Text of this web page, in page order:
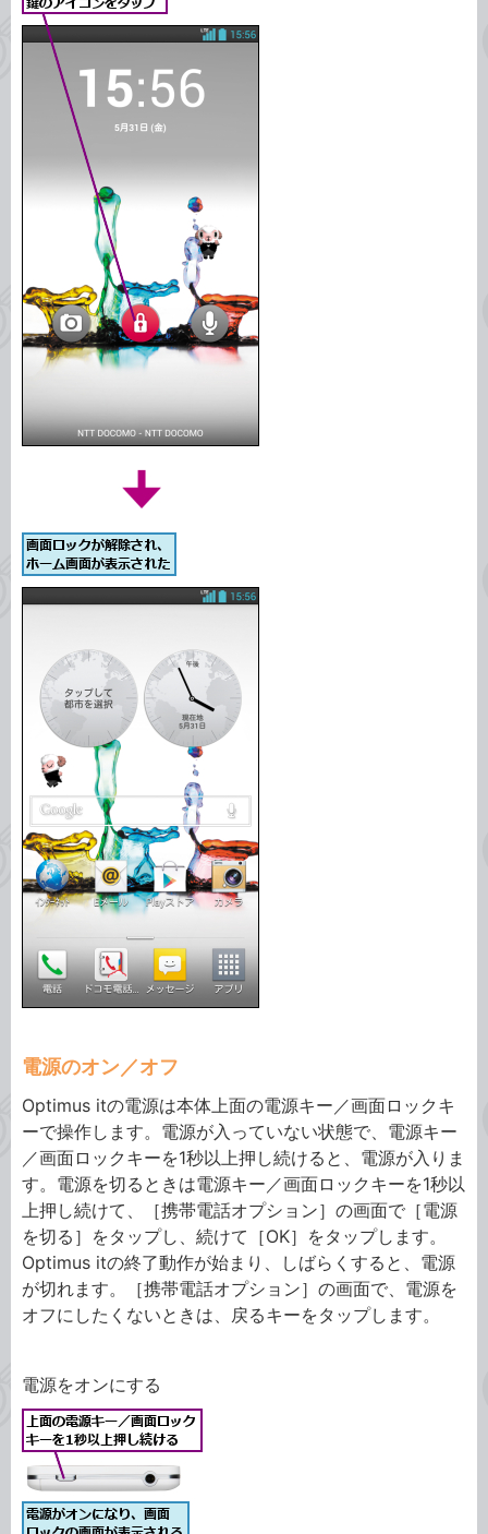
電源のオン／オフ
Optimus itの電源は本体上面の電源キー／画面ロックキ
ーで操作します。電源が入っていない状態で、電源キー
／画面ロックキーを1秒以上押し続けると、電源が入りま
す。電源を切るときは電源キー／画面ロックキーを1秒以
上押し続けて、［携帯電話オプション］の画面で［電源
を切る］をタップし、続けて［OK］をタップします。
Optimus itの終了動作が始まり、しばらくすると、電源
が切れます。［携帯電話オプション］の画面で、電源を
オフにしたくないときは、戻るキーをタップします。
電源をオンにする